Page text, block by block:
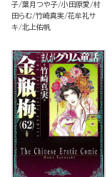
子 葉月つや子 小田原愛 村
田らむ 竹崎真実 花牟礼サ
キ 北上佑帆